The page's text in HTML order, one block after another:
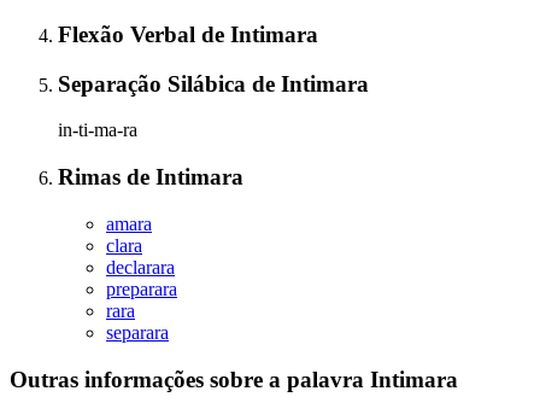
Flexão Verbal de Intimara
Separação Silábica de Intimara
in-ti-ma-ra
Rimas de Intimara
amara
clara
declarara
preparara
rara
separara
Outras informações sobre a palavra Intimara